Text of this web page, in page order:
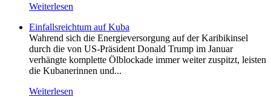
Weiterlesen
Einfallsreichtum auf Kuba
Wahrend sich die Energieversorgung auf der Karibikinsel
durch die von US-Präsident Donald Trump im Januar
verhängte komplette Ölblockade immer weiter zuspitzt, leisten
die Kubanerinnen und...
Weiterlesen